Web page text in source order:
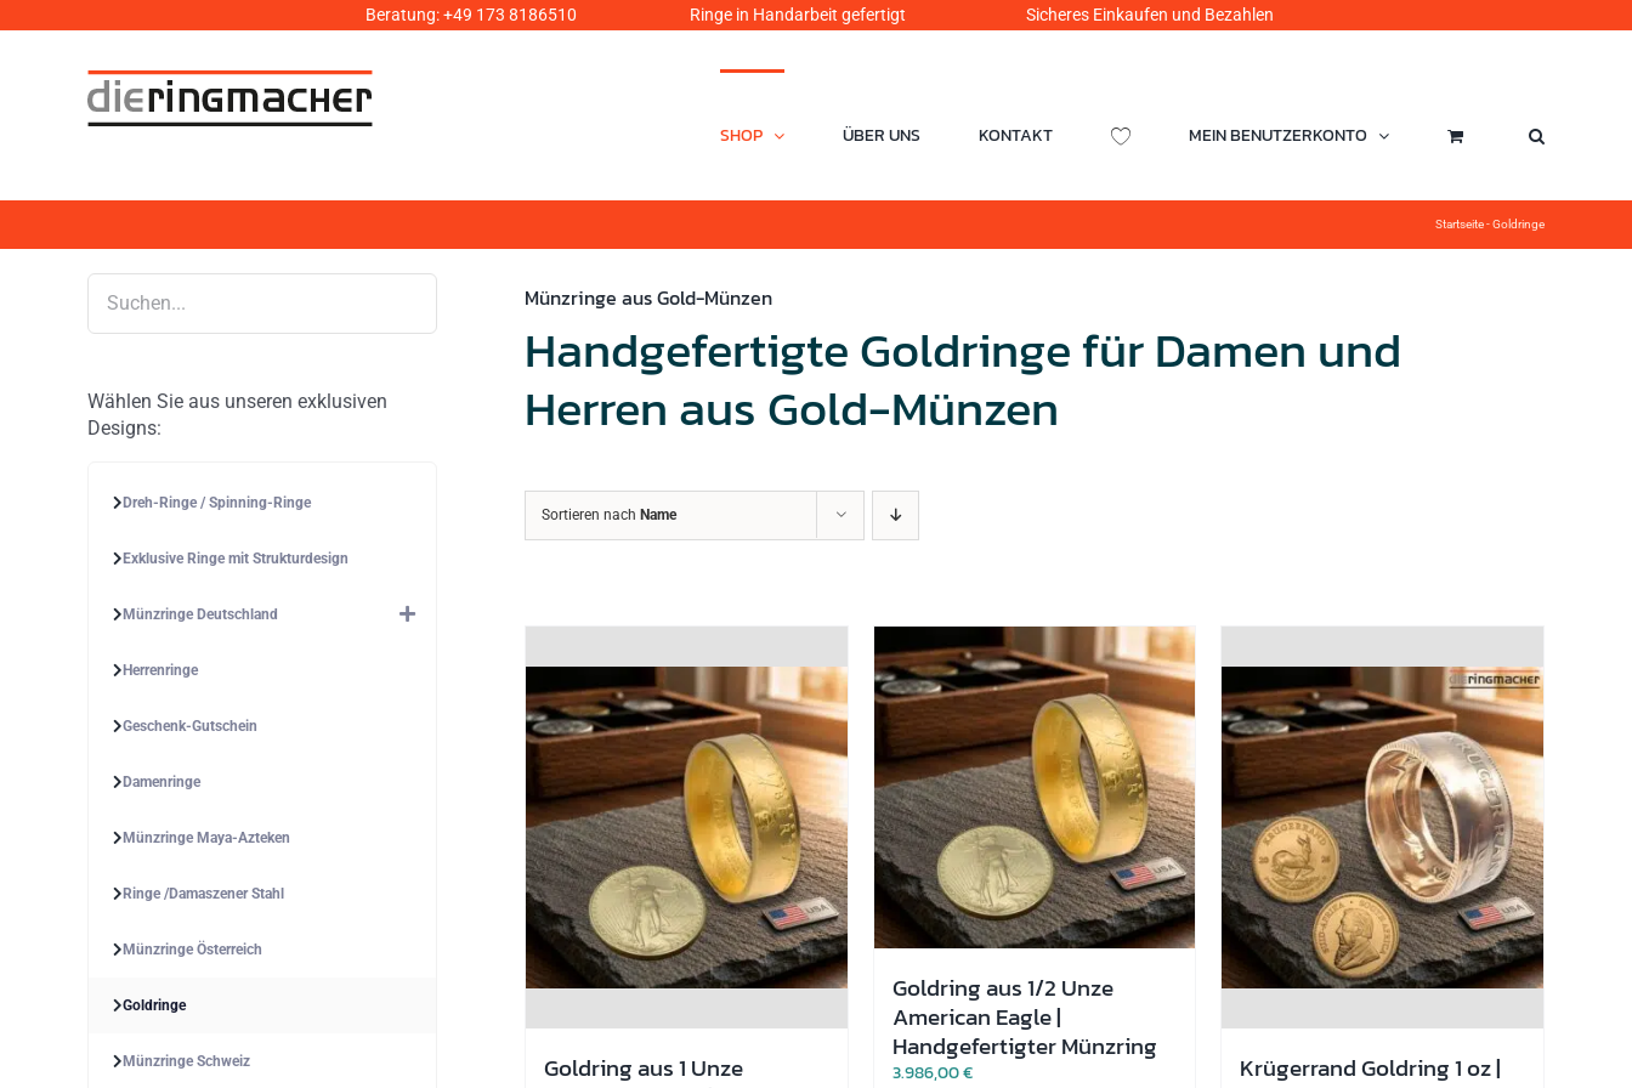
Beratung:+49 173 8186510 Ringe in Handarbeit gefertigt Sicheres Einkaufen und Bezahlen
Inhalt
SHOP ÜBER UNS KONTAKT MEIN BENUTZERKONTO
Startseite-Goldringe
Münzringe aus Gold-Münzen
Handgefertigte Goldringe für Damen und
Herren aus Gold-Münzen
Sortieren nach Name
Goldring aus 1 Unze
Goldring aus 1/2 Unze
American Eagle |
Handgefertigter Münzring
3.986,00€
Krügerrand Goldring 1 oz |
Wählen Sie aus unseren exklusiven
Designs:
Dreh-Ringe / Spinning-Ringe
Exklusive Ringe mit Strukturdesign
Münzringe Deutschland
Herrenringe
Geschenk-Gutschein
Damenringe
Münzringe Maya-Azteken
Ringe /Damaszener Stahl
Münzringe Österreich
Goldringe
Münzringe Schweiz